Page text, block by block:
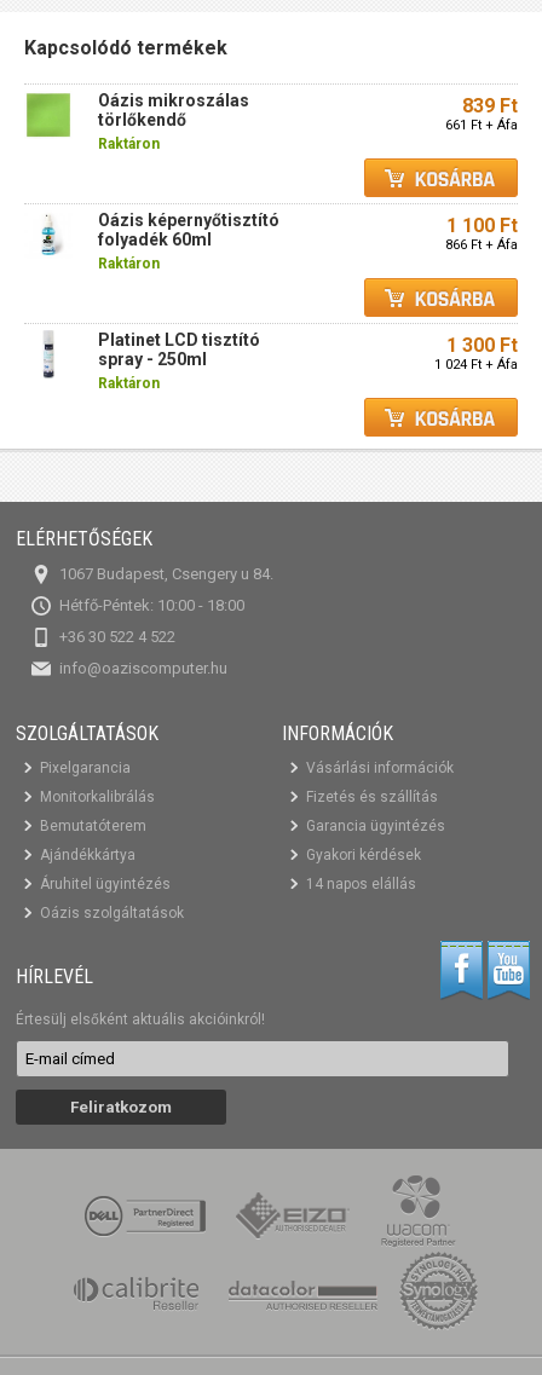
Kapcsolódó termékek
Oázis mikroszálas
törlőkendő
Raktáron
839 Ft
661 Ft + Áfa
Oázis képernyőtisztító
folyadék 60ml
Raktáron
1 100 Ft
866 Ft + Áfa
Platinet LCD tisztító
spray - 250ml
Raktáron
1 300 Ft
1 024 Ft + Áfa
ELÉRHETŐSÉGEK
1067 Budapest, Csengery u 84.
Hétfő-Péntek: 10:00 - 18:00
+36 30 522 4 522
info@oaziscomputer.hu
SZOLGÁLTATÁSOK
Pixelgarancia
Monitorkalibrálás
Bemutatóterem
Ajándékkártya
Áruhitel ügyintézés
Oázis szolgáltatások
INFORMÁCIÓK
Vásárlási információk
Fizetés és szállítás
Garancia ügyintézés
Gyakori kérdések
14 napos elállás
HÍRLEVÉL
Értesülj elsőként aktuális akcióinkról!